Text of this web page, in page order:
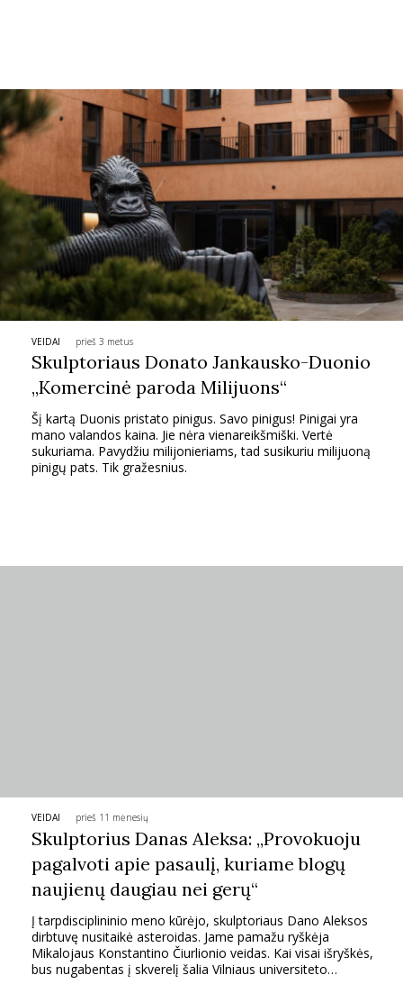
VEIDAI prieš 3 metus
Skulptoriaus Donato Jankausko-Duonio
„Komercinė paroda Milijuons“
Šį kartą Duonis pristato pinigus. Savo pinigus! Pinigai yra
mano valandos kaina. Jie nėra vienareikšmiški. Vertė
sukuriama. Pavydžiu milijonieriams, tad susikuriu milijuoną
pinigų pats. Tik gražesnius.
VEIDAI prieš 11 mėnesių
Skulptorius Danas Aleksa: „Provokuoju
pagalvoti apie pasaulį, kuriame blogų
naujienų daugiau nei gerų“
Į tarpdisciplininio meno kūrėjo, skulptoriaus Dano Aleksos
dirbtuvę nusitaikė asteroidas. Jame pamažu ryškėja
Mikalojaus Konstantino Čiurlionio veidas. Kai visai išryškės,
bus nugabentas į skverelį šalia Vilniaus universiteto